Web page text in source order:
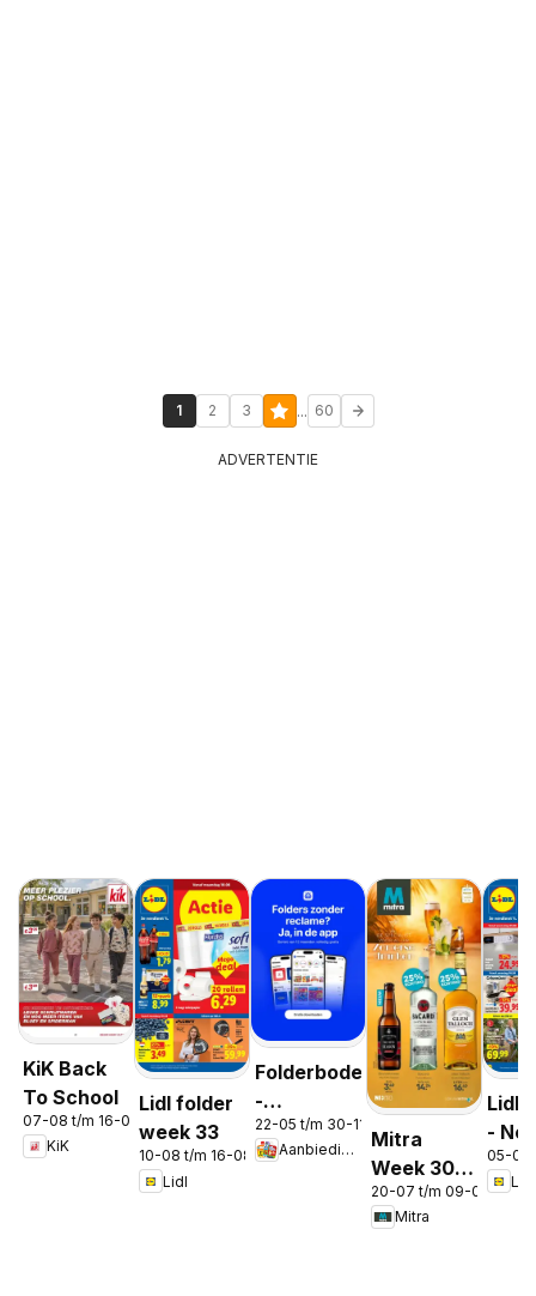
1 2 3 ... 60
ADVERTENTIE
KiK Back
To School
07-08 t/m 16-08-2026
KiK
Lidl folder
week 33
10-08 t/m 16-08-2026
Lidl
Folderbode
-
Aanbiedingen
in de app
22-05 t/m 30-11-2026
Aanbiedingen
Mitra
Week 30 &
31
20-07 t/m 09-08-2026
Mitra
Lidl
-
05-08
Lidl